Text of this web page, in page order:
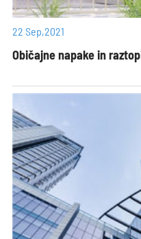
22 Sep,2021
Običajne napake in